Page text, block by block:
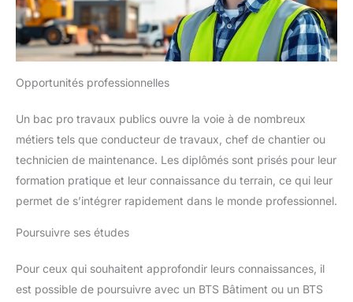
Opportunités professionnelles
Un bac pro travaux publics ouvre la voie à de nombreux
métiers tels que conducteur de travaux, chef de chantier ou
technicien de maintenance. Les diplômés sont prisés pour leur
formation pratique et leur connaissance du terrain, ce qui leur
permet de s’intégrer rapidement dans le monde professionnel.
Poursuivre ses études
Pour ceux qui souhaitent approfondir leurs connaissances, il
est possible de poursuivre avec un BTS Bâtiment ou un BTS